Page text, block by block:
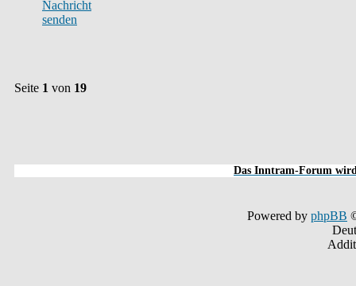
Seite 1 von 19
Das Inntram-Forum
Powered by phpBB